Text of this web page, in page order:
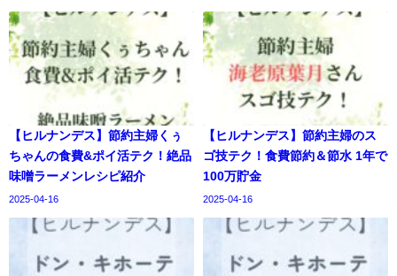
【ヒルナンデス】節約主婦くぅ
ちゃんの食費&ポイ活テク！絶品
味噌ラーメンレシピ紹介
2025-04-16
【ヒルナンデス】節約主婦のス
ゴ技テク！食費節約＆節水 1年で
100万貯金
2025-04-16